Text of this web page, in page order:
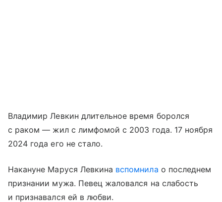
Владимир Левкин длительное время боролся
с раком — жил с лимфомой с 2003 года. 17 ноября
2024 года его не стало.
Накануне Маруся Левкина вспомнила о последнем
признании мужа. Певец жаловался на слабость
и признавался ей в любви.